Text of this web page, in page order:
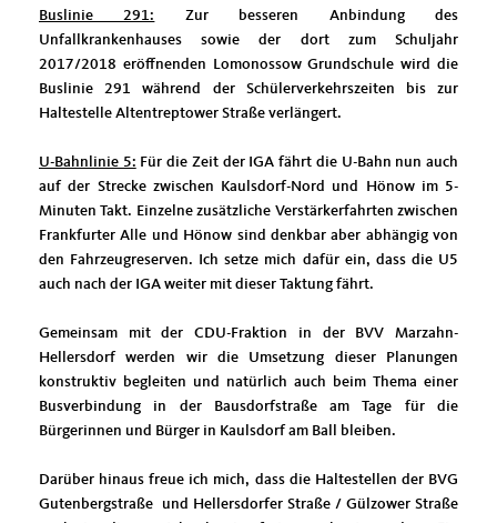
Buslinie 291:
Zur besseren Anbindung des
Unfallkrankenhauses sowie der dort zum Schuljahr
2017/2018 eröffnenden Lomonossow Grundschule wird die
Buslinie 291 während der Schülerverkehrszeiten bis zur
Haltestelle Altentreptower Straße verlängert.
U-Bahnlinie 5: Für die Zeit der IGA fährt die U-Bahn nun auch
auf der Strecke zwischen Kaulsdorf-Nord und Hönow im 5-
Minuten Takt. Einzelne zusätzliche Verstärkerfahrten zwischen
Frankfurter Alle und Hönow sind denkbar aber abhängig von
den Fahrzeugreserven. Ich setze mich dafür ein, dass die U5
auch nach der IGA weiter mit dieser Taktung fährt.
Gemeinsam mit der CDU-Fraktion in der BVV Marzahn-
Hellersdorf werden wir die Umsetzung dieser Planungen
konstruktiv begleiten und natürlich auch beim Thema einer
Busverbindung in der Bausdorfstraße am Tage für die
Bürgerinnen und Bürger in Kaulsdorf am Ball bleiben.
Darüber hinaus freue ich mich, dass die Haltestellen der BVG
Gutenbergstraße und Hellersdorfer Straße / Gülzower Straße